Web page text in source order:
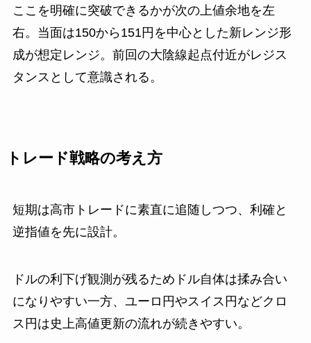
ここを明確に突破できるかが次の上値余地を左
右。当面は150から151円を中心とした新レンジ形
成が想定レンジ。前回の大陰線起点付近がレジス
タンスとして意識される。
トレード戦略の考え方
短期は高市トレードに素直に追随しつつ、利確と
逆指値を先に設計。
ドルの利下げ観測が残るためドル自体は揉み合い
になりやすい一方、ユーロ円やスイス円などクロ
ス円は史上高値更新の流れが続きやすい。